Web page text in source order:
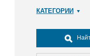
КАТЕГОРИИ
Досуг, туризм и
Культура